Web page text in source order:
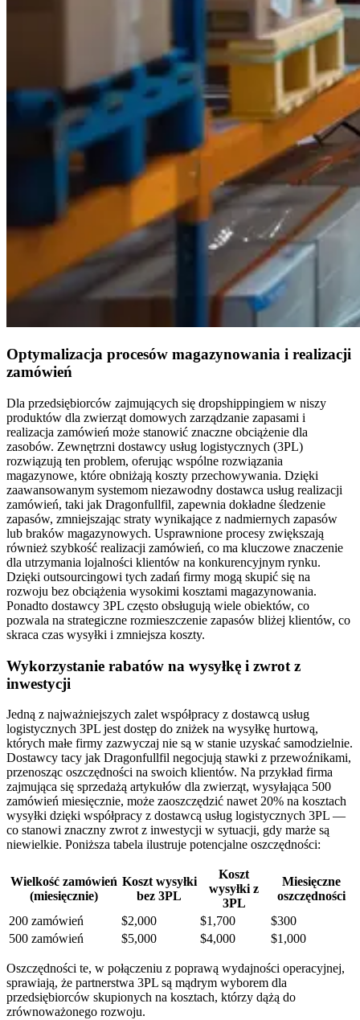
Optymalizacja procesów magazynowania i realizacji
zamówień
Dla przedsiębiorców zajmujących się dropshippingiem w niszy
produktów dla zwierząt domowych zarządzanie zapasami i
realizacja zamówień może stanowić znaczne obciążenie dla
zasobów. Zewnętrzni dostawcy usług logistycznych (3PL)
rozwiązują ten problem, oferując wspólne rozwiązania
magazynowe, które obniżają koszty przechowywania. Dzięki
zaawansowanym systemom niezawodny dostawca usług realizacji
zamówień, taki jak Dragonfullfil, zapewnia dokładne śledzenie
zapasów, zmniejszając straty wynikające z nadmiernych zapasów
lub braków magazynowych. Usprawnione procesy zwiększają
również szybkość realizacji zamówień, co ma kluczowe znaczenie
dla utrzymania lojalności klientów na konkurencyjnym rynku.
Dzięki outsourcingowi tych zadań firmy mogą skupić się na
rozwoju bez obciążenia wysokimi kosztami magazynowania.
Ponadto dostawcy 3PL często obsługują wiele obiektów, co
pozwala na strategiczne rozmieszczenie zapasów bliżej klientów, co
skraca czas wysyłki i zmniejsza koszty.
Wykorzystanie rabatów na wysyłkę i zwrot z
inwestycji
Jedną z najważniejszych zalet współpracy z dostawcą usług
logistycznych 3PL jest dostęp do zniżek na wysyłkę hurtową,
których małe firmy zazwyczaj nie są w stanie uzyskać samodzielnie.
Dostawcy tacy jak Dragonfullfil negocjują stawki z przewoźnikami,
przenosząc oszczędności na swoich klientów. Na przykład firma
zajmująca się sprzedażą artykułów dla zwierząt, wysyłająca 500
zamówień miesięcznie, może zaoszczędzić nawet 20% na kosztach
wysyłki dzięki współpracy z dostawcą usług logistycznych 3PL —
co stanowi znaczny zwrot z inwestycji w sytuacji, gdy marże są
niewielkie. Poniższa tabela ilustruje potencjalne oszczędności:
Wielkość zamówień
(miesięcznie)
Koszt wysyłki
bez 3PL
Koszt
wysyłki z
3PL
Miesięczne
oszczędności
200 zamówień
$2,000 $1,700
$300
500 zamówień
$5,000 $4,000 $1,000
Oszczędności te, w połączeniu z poprawą wydajności operacyjnej,
sprawiają, że partnerstwa 3PL są mądrym wyborem dla
przedsiębiorców skupionych na kosztach, którzy dążą do
zrównoważonego rozwoju.